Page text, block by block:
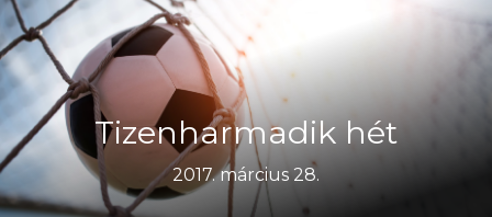
Tizenharmadik hét
2017. március 28.